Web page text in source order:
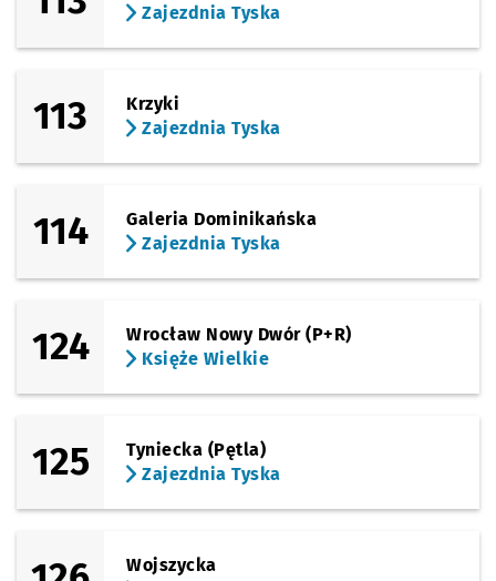
Zajezdnia Tyska
113
Krzyki
Zajezdnia Tyska
114
Galeria Dominikańska
Zajezdnia Tyska
124
Wrocław Nowy Dwór (P+R)
Księże Wielkie
125
Tyniecka (Pętla)
Zajezdnia Tyska
Wojszycka